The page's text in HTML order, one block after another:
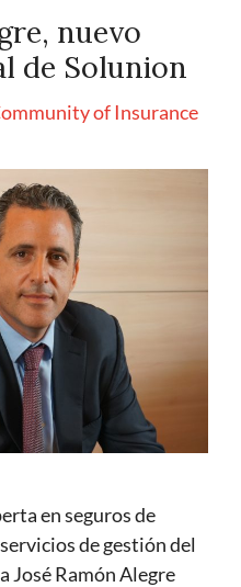
nuevo
de Solunion
of Insurance
en seguros de
de gestión del
José Ramón Alegre